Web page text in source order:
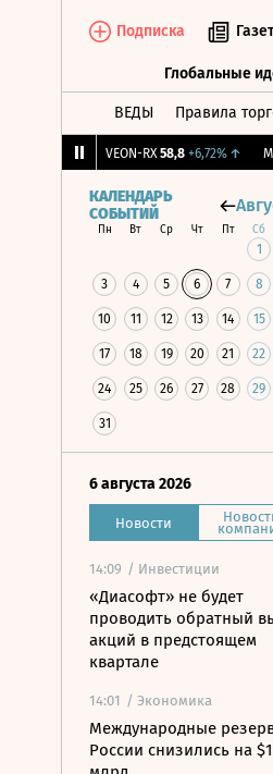
Подписка
Глобальные
ВЕДЫ Правила
VEON-RX 58,8 +6,72%↑
КАЛЕНДАРЬ
СОБЫТИЙ
Пн Вт Ср Чт Пт Сб
1
3 4 5 6 7 8
10 11 12 13 14 15
17 18 19 20 21 22
24 25 26 27 28 29
31
6 августа 2026
Новости
14:09 / Инвестиции
«Диасофт» не будет
проводить обратный
акций в предстоящем
квартале
14:01 / Экономика
Международные
России снизились на